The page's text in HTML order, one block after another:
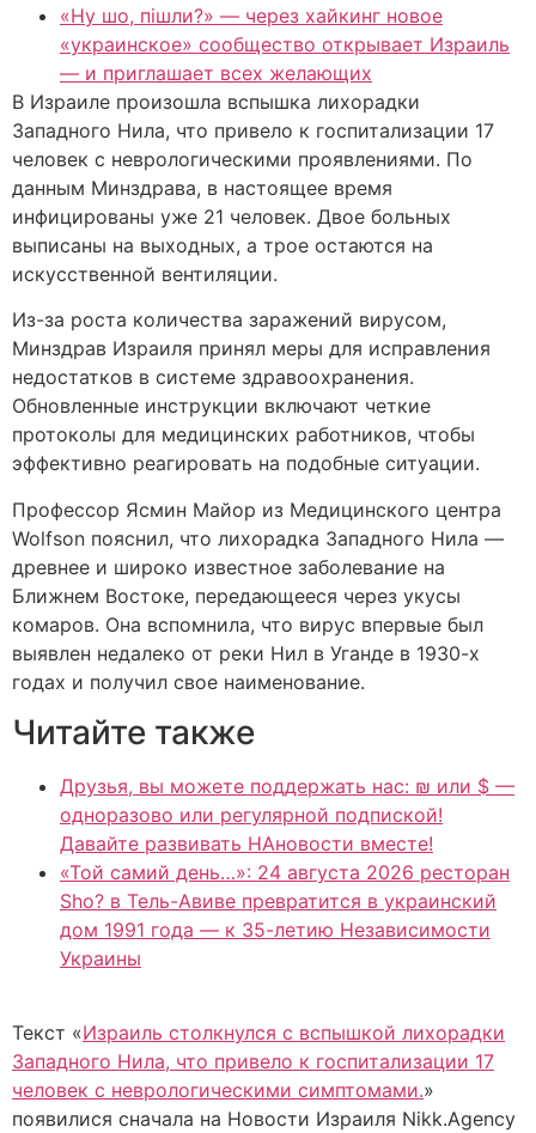
«Ну шо, пішли?» — через хайкинг новое
«украинское» сообщество открывает Израиль
— и приглашает всех желающих
В Израиле произошла вспышка лихорадки
Западного Нила, что привело к госпитализации 17
человек с неврологическими проявлениями. По
данным Минздрава, в настоящее время
инфицированы уже 21 человек. Двое больных
выписаны на выходных, а трое остаются на
искусственной вентиляции.
Из-за роста количества заражений вирусом,
Минздрав Израиля принял меры для исправления
недостатков в системе здравоохранения.
Обновленные инструкции включают четкие
протоколы для медицинских работников, чтобы
эффективно реагировать на подобные ситуации.
Профессор Ясмин Майор из Медицинского центра
Wolfson пояснил, что лихорадка Западного Нила —
древнее и широко известное заболевание на
Ближнем Востоке, передающееся через укусы
комаров. Она вспомнила, что вирус впервые был
выявлен недалеко от реки Нил в Уганде в 1930-х
годах и получил свое наименование.
Читайте также
Друзья, вы можете поддержать нас: ₪ или $ —
одноразово или регулярной подпиской!
Давайте развивать НАновости вместе!
«Той самий день…»: 24 августа 2026 ресторан
Sho? в Тель-Авиве превратится в украинский
дом 1991 года — к 35-летию Независимости
Украины
Текст «Израиль столкнулся с вспышкой лихорадки
Западного Нила, что привело к госпитализации 17
человек с неврологическими симптомами.»
появилися сначала на Новости Израиля Nikk.Agency